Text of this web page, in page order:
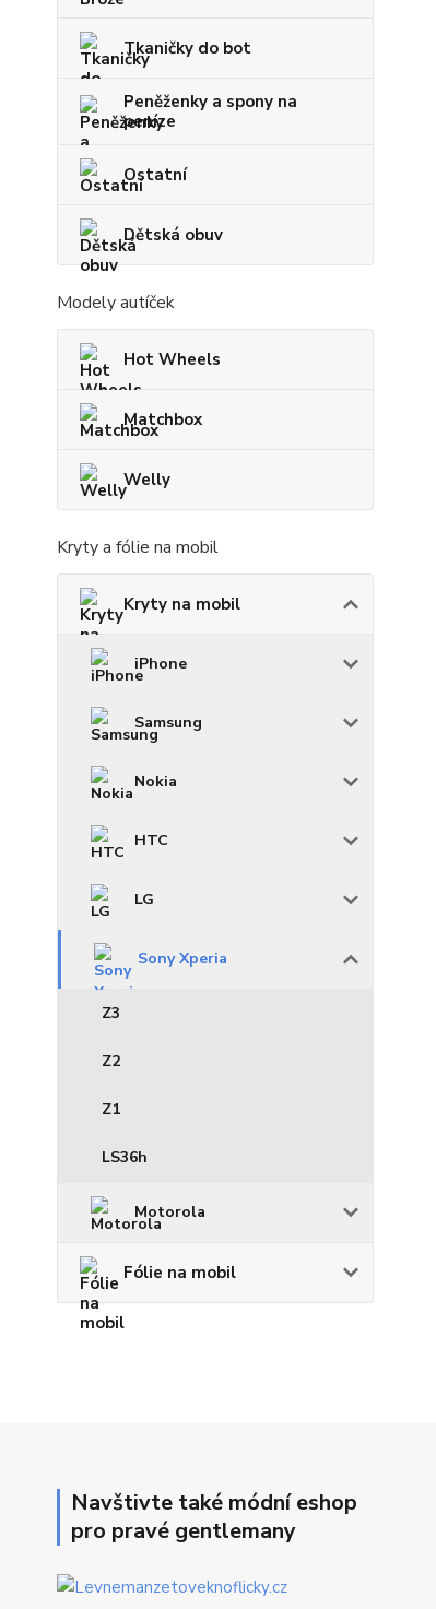
Tkaničky do bot
Peněženky a spony na
peníze
Ostatní
Dětská obuv
Modely autíček
Hot Wheels
Matchbox
Welly
Kryty a fólie na mobil
Kryty na mobil
iPhone
Samsung
Nokia
HTC
LG
Sony Xperia
Z3
Z2
Z1
LS36h
Motorola
Fólie na mobil
Navštivte také módní eshop
pro pravé gentlemany